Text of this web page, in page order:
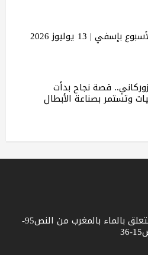
بإسفي | 13 يوليوز 2026
قصة نجاح بدأت
وتستمر بصناعة الأبطال
القانون المتعلق بالماء بالمغرب من النص95-